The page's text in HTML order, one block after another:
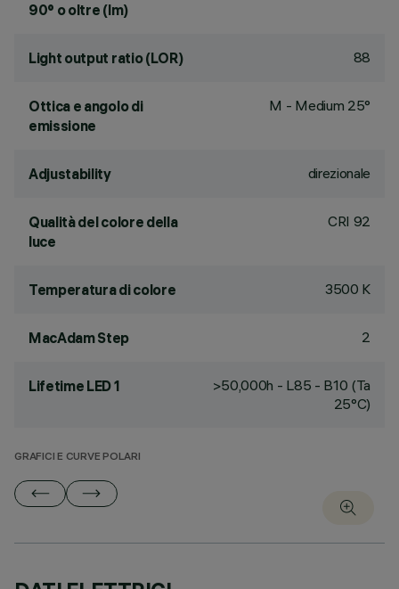
90° o oltre (lm)
Light output ratio (LOR) 88
Ottica e angolo di
emissione
M - Medium 25°
Adjustability direzionale
Qualità del colore della
luce
CRI 92
Temperatura di colore 3500 K
MacAdam Step 2
Lifetime LED 1
>50,000h - L85 - B10 (Ta
25°C)
GRAFICI E CURVE POLARI